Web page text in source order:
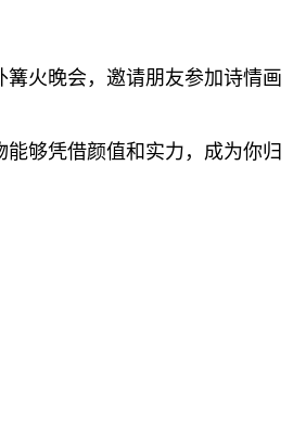
火晚会，邀请朋友参加诗情画
够凭借颜值和实力，成为你归